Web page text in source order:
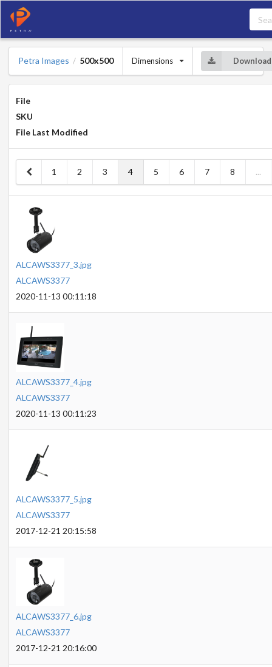
Petra Images / 500x500 Dimensions Download
File
SKU
File Last Modified
1 2 3 4 5 6 7 8 ...
ALCAWS3377_3.jpg
ALCAWS3377
2020-11-13 00:11:18
ALCAWS3377_4.jpg
ALCAWS3377
2020-11-13 00:11:23
ALCAWS3377_5.jpg
ALCAWS3377
2017-12-21 20:15:58
ALCAWS3377_6.jpg
ALCAWS3377
2017-12-21 20:16:00